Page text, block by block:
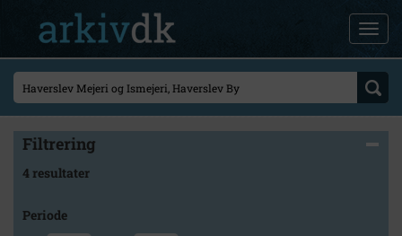
Filtrering
4 resultater
Periode